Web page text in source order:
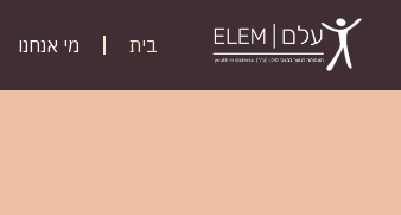
בית מי אנחנו